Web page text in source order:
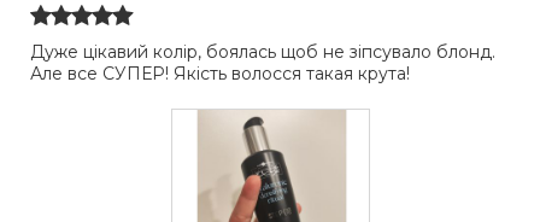
Дуже цікавий колір, боялась щоб не зіпсувало блонд.
Але все СУПЕР! Якість волосся такая крута!